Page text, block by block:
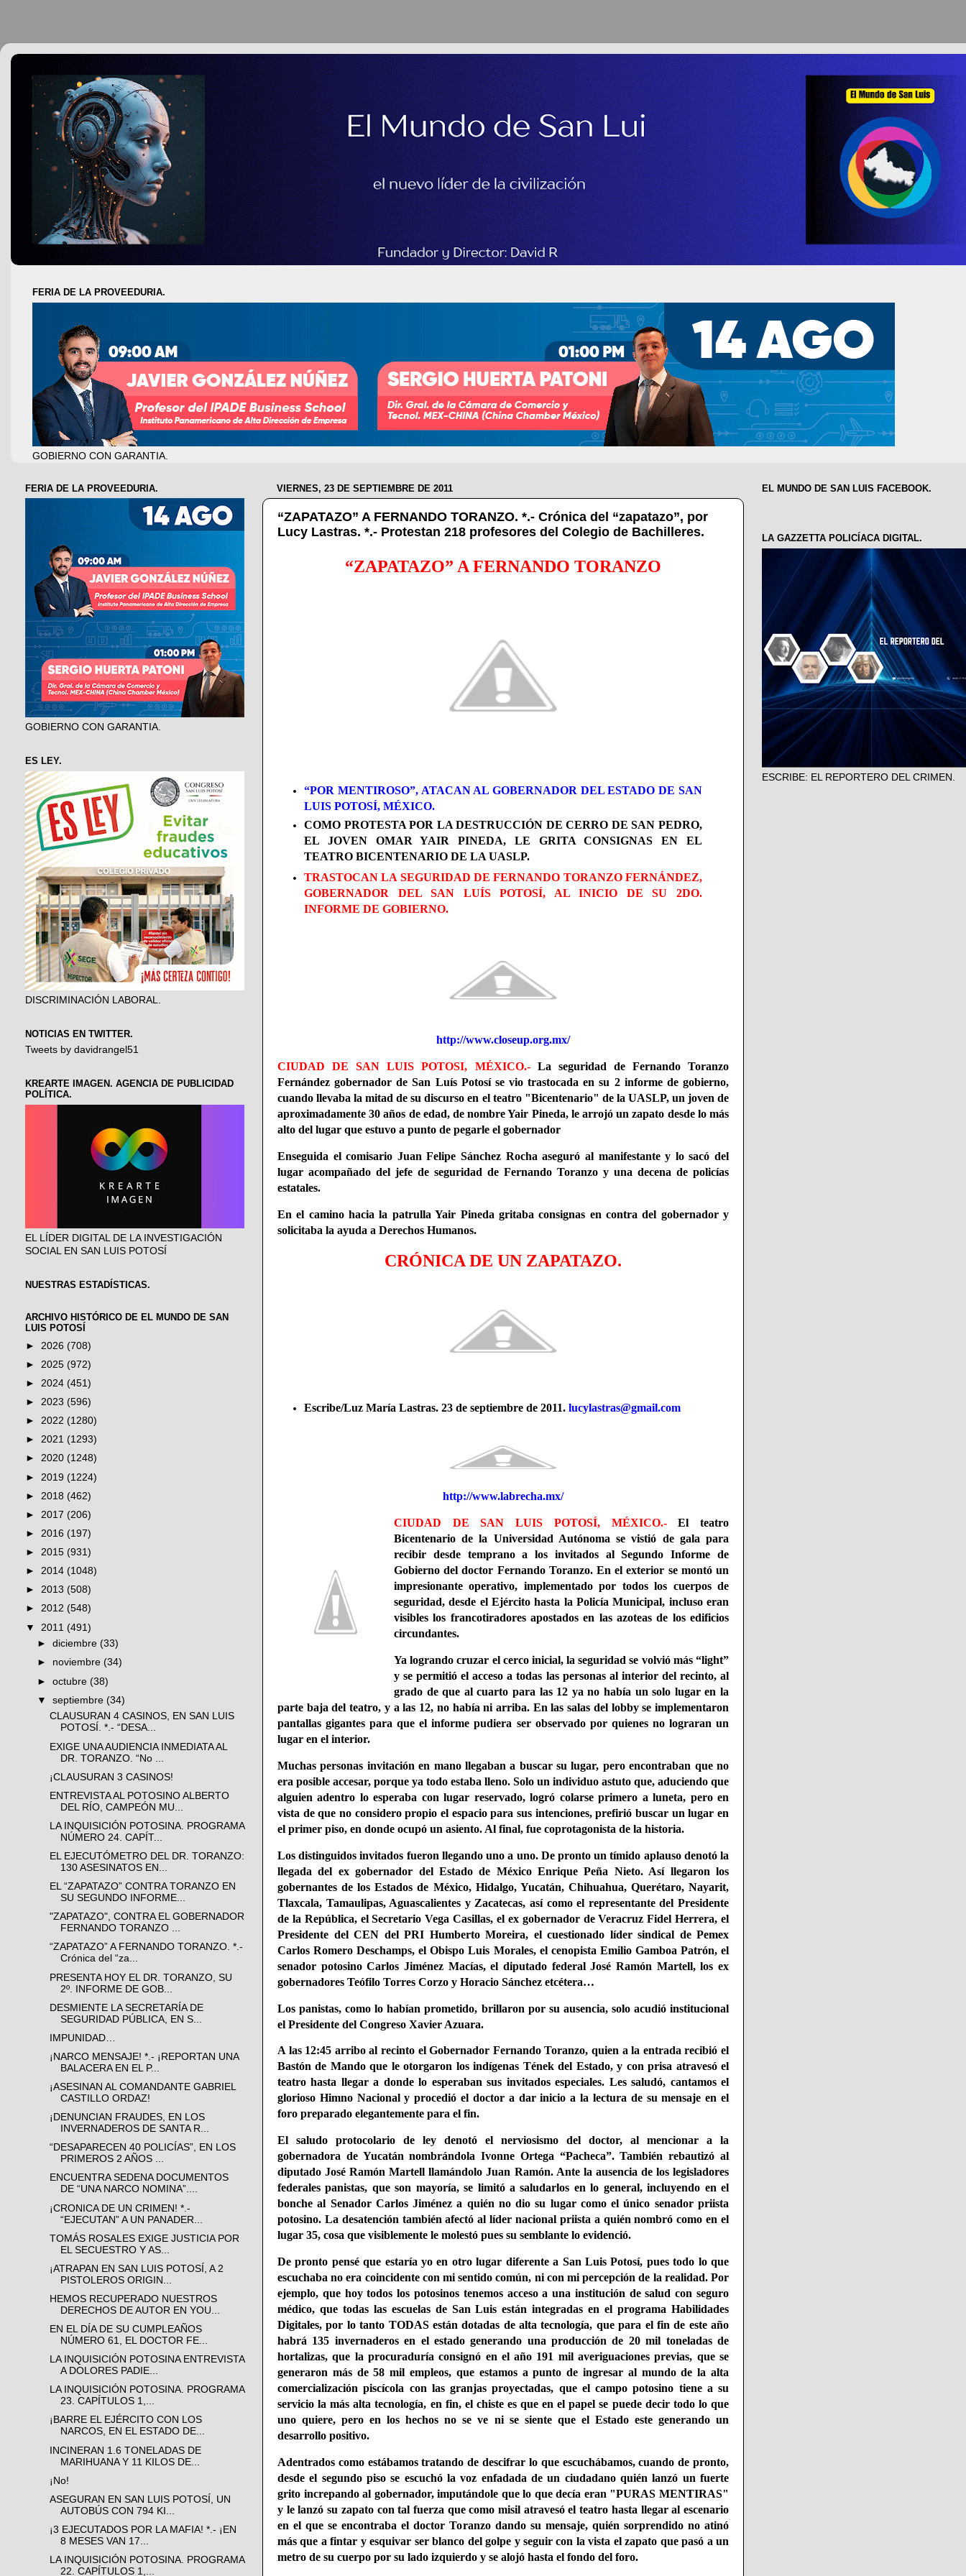
FERIA DE LA PROVEEDURIA.
GOBIERNO CON GARANTIA.
VIERNES, 23 DE SEPTIEMBRE DE 2011
“ZAPATAZO” A FERNANDO TORANZO. *.- Crónica del “zapatazo”, por
Lucy Lastras. *.- Protestan 218 profesores del Colegio de Bachilleres.
“ZAPATAZO” A FERNANDO TORANZO
“POR MENTIROSO”, ATACAN AL GOBERNADOR DEL ESTADO DE SAN
LUIS POTOSÍ, MÉXICO.
COMO PROTESTA POR LA DESTRUCCIÓN DE CERRO DE SAN PEDRO,
EL JOVEN OMAR YAIR PINEDA, LE GRITA CONSIGNAS EN EL
TEATRO BICENTENARIO DE LA UASLP.
TRASTOCAN LA SEGURIDAD DE FERNANDO TORANZO FERNÁNDEZ,
GOBERNADOR DEL SAN LUÍS POTOSÍ, AL INICIO DE SU 2DO.
INFORME DE GOBIERNO.
http://www.closeup.org.mx/
CIUDAD DE SAN LUIS POTOSI, MÉXICO.-La seguridad de Fernando Toranzo
Fernández gobernador de San Luís Potosí se vio trastocada en su 2 informe de gobierno,
cuando llevaba la mitad de su discurso en el teatro "Bicentenario" de la UASLP, un joven de
aproximadamente 30 años de edad, de nombre Yair Pineda, le arrojó un zapato desde lo más
alto del lugar que estuvo a punto de pegarle el gobernador
Enseguida el comisario Juan Felipe Sánchez Rocha aseguró al manifestante y lo sacó del
lugar acompañado del jefe de seguridad de Fernando Toranzo y una decena de policías
estatales.
En el camino hacia la patrulla Yair Pineda gritaba consignas en contra del gobernador y
solicitaba la ayuda a Derechos Humanos.
CRÓNICA DE UN ZAPATAZO.
Escribe/Luz María Lastras.23 de septiembre de 2011. lucylastras@gmail.com
http://www.labrecha.mx/
CIUDAD DE SAN LUIS POTOSÍ, MÉXICO.-El teatro
Bicentenario de la Universidad Autónoma se vistió de gala para
recibir desde temprano a los invitados al Segundo Informe de
Gobierno del doctor Fernando Toranzo. En el exterior se montó un
impresionante operativo, implementado por todos los cuerpos de
seguridad, desde el Ejército hasta la Policía Municipal, incluso eran
visibles los francotiradores apostados en las azoteas de los edificios
circundantes.
Ya logrando cruzar el cerco inicial, la seguridad se volvió más “light”
y se permitió el acceso a todas las personas al interior del recinto, al
grado de que al cuarto para las 12 ya no había un solo lugar en la
parte baja del teatro, y a las 12, no había ni arriba. En las salas del lobby se implementaron
pantallas gigantes para que el informe pudiera ser observado por quienes no lograran un
lugar en el interior.
Muchas personas invitación en mano llegaban a buscar su lugar, pero encontraban que no
era posible accesar, porque ya todo estaba lleno. Solo un individuo astuto que, aduciendo que
alguien adentro lo esperaba con lugar reservado, logró colarse primero a luneta, pero en
vista de que no considero propio el espacio para sus intenciones, prefirió buscar un lugar en
el primer piso, en donde ocupó un asiento. Al final, fue coprotagonista de la historia.
Los distinguidos invitados fueron llegando uno a uno. De pronto un tímido aplauso denotó la
llegada del ex gobernador del Estado de México Enrique Peña Nieto. Así llegaron los
gobernantes de los Estados de México, Hidalgo, Yucatán, Chihuahua, Querétaro, Nayarit,
Tlaxcala, Tamaulipas, Aguascalientes y Zacatecas, así como el representante del Presidente
de la República, el Secretario Vega Casillas, el ex gobernador de Veracruz Fidel Herrera, el
Presidente del CEN del PRI Humberto Moreira, el cuestionado líder sindical de Pemex
Carlos Romero Deschamps, el Obispo Luis Morales, el cenopista Emilio Gamboa Patrón, el
senador potosino Carlos Jiménez Macías, el diputado federal José Ramón Martell, los ex
gobernadores Teófilo Torres Corzo y Horacio Sánchez etcétera…
Los panistas, como lo habían prometido, brillaron por su ausencia, solo acudió institucional
el Presidente del Congreso Xavier Azuara.
A las 12:45 arribo al recinto el Gobernador Fernando Toranzo, quien a la entrada recibió el
Bastón de Mando que le otorgaron los indígenas Tének del Estado, y con prisa atravesó el
teatro hasta llegar a donde lo esperaban sus invitados especiales. Les saludó, cantamos el
glorioso Himno Nacional y procedió el doctor a dar inicio a la lectura de su mensaje en el
foro preparado elegantemente para el fin.
El saludo protocolario de ley denotó el nerviosismo del doctor, al mencionar a la
gobernadora de Yucatán nombrándola Ivonne Ortega “Pacheca”. También rebautizó al
diputado José Ramón Martell llamándolo Juan Ramón. Ante la ausencia de los legisladores
federales panistas, que son mayoría, se limitó a saludarlos en lo general, incluyendo en el
bonche al Senador Carlos Jiménez a quién no dio su lugar como el único senador priista
potosino. La desatención también afectó al líder nacional priista a quién nombró como en el
lugar 35, cosa que visiblemente le molestó pues su semblante lo evidenció.
De pronto pensé que estaría yo en otro lugar diferente a San Luis Potosí, pues todo lo que
escuchaba no era coincidente con mi sentido común, ni con mi percepción de la realidad. Por
ejemplo, que hoy todos los potosinos tenemos acceso a una institución de salud con seguro
médico, que todas las escuelas de San Luis están integradas en el programa Habilidades
Digitales, por lo tanto TODAS están dotadas de alta tecnología, que para el fin de este año
habrá 135 invernaderos en el estado generando una producción de 20 mil toneladas de
hortalizas, que la procuraduría consignó en el año 191 mil averiguaciones previas, que se
generaron más de 58 mil empleos, que estamos a punto de ingresar al mundo de la alta
comercialización piscícola con las granjas proyectadas, que el campo potosino tiene a su
servicio la más alta tecnología, en fin, el chiste es que en el papel se puede decir todo lo que
uno quiere, pero en los hechos no se ve ni se siente que el Estado este generando un
desarrollo positivo.
Adentrados como estábamos tratando de descifrar lo que escuchábamos, cuando de pronto,
desde el segundo piso se escuchó la voz enfadada de un ciudadano quién lanzó un fuerte
grito increpando al gobernador, imputándole que lo que decía eran "PURAS MENTIRAS"
y le lanzó su zapato con tal fuerza que como misil atravesó el teatro hasta llegar al escenario
en el que se encontraba el doctor Toranzo dando su mensaje, quién sorprendido no atinó
más que a fintar y esquivar ser blanco del golpe y seguir con la vista el zapato que pasó a un
metro de su cuerpo por su lado izquierdo y se alojó hasta el fondo del foro.
FERIA DE LA PROVEEDURIA.
GOBIERNO CON GARANTIA.
ES LEY.
DISCRIMINACIÓN LABORAL.
NOTICIAS EN TWITTER.
Tweets by davidrangel51
KREARTE IMAGEN. AGENCIA DE PUBLICIDAD
POLÍTICA.
EL LÍDER DIGITAL DE LA INVESTIGACIÓN
SOCIAL EN SAN LUIS POTOSÍ
NUESTRAS ESTADÍSTICAS.
ARCHIVO HISTÓRICO DE EL MUNDO DE SAN
LUIS POTOSÍ
► 2026 (708)
► 2025 (972)
► 2024 (451)
► 2023 (596)
► 2022 (1280)
► 2021 (1293)
► 2020 (1248)
► 2019 (1224)
► 2018 (462)
► 2017 (206)
► 2016 (197)
► 2015 (931)
► 2014 (1048)
► 2013 (508)
► 2012 (548)
▼ 2011 (491)
►diciembre(33)
► noviembre(34)
►octubre(38)
▼septiembre(34)
CLAUSURAN 4 CASINOS, EN SAN LUIS
POTOSÍ. *.- “DESA...
EXIGE UNA AUDIENCIA INMEDIATA AL
DR. TORANZO. “No ...
¡CLAUSURAN 3 CASINOS!
ENTREVISTA AL POTOSINO ALBERTO
DEL RÍO, CAMPEÓN MU...
LA INQUISICIÓN POTOSINA. PROGRAMA
NÚMERO 24. CAPÍT...
EL EJECUTÓMETRO DEL DR. TORANZO:
130 ASESINATOS EN...
EL “ZAPATAZO” CONTRA TORANZO EN
SU SEGUNDO INFORME...
"ZAPATAZO", CONTRA EL GOBERNADOR
FERNANDO TORANZO ...
“ZAPATAZO” A FERNANDO TORANZO. *.-
Crónica del “za...
PRESENTA HOY EL DR. TORANZO, SU
2º. INFORME DE GOB...
DESMIENTE LA SECRETARÍA DE
SEGURIDAD PÚBLICA, EN S...
IMPUNIDAD…
¡NARCO MENSAJE! *.- ¡REPORTAN UNA
BALACERA EN EL P...
¡ASESINAN AL COMANDANTE GABRIEL
CASTILLO ORDAZ!
¡DENUNCIAN FRAUDES, EN LOS
INVERNADEROS DE SANTA R...
“DESAPARECEN 40 POLICÍAS”, EN LOS
PRIMEROS 2 AÑOS ...
ENCUENTRA SEDENA DOCUMENTOS
DE “UNA NARCO NOMINA”....
¡CRONICA DE UN CRIMEN! *.-
“EJECUTAN” A UN PANADER...
TOMÁS ROSALES EXIGE JUSTICIA POR
EL SECUESTRO Y AS...
¡ATRAPAN EN SAN LUIS POTOSÍ, A 2
PISTOLEROS ORIGIN...
HEMOS RECUPERADO NUESTROS
DERECHOS DE AUTOR EN YOU...
EN EL DÍA DE SU CUMPLEAÑOS
NÚMERO 61, EL DOCTOR FE...
LA INQUISICIÓN POTOSINA ENTREVISTA
A DOLORES PADIE...
LA INQUISICIÓN POTOSINA. PROGRAMA
23. CAPÍTULOS 1,...
¡BARRE EL EJÉRCITO CON LOS
NARCOS, EN EL ESTADO DE...
INCINERAN 1.6 TONELADAS DE
MARIHUANA Y 11 KILOS DE...
¡No!
ASEGURAN EN SAN LUIS POTOSÍ, UN
AUTOBÚS CON 794 KI...
¡3 EJECUTADOS POR LA MAFIA! *.- ¡EN
8 MESES VAN 17...
LA INQUISICIÓN POTOSINA. PROGRAMA
22. CAPÍTULOS 1,...
EL MUNDO DE SAN LUIS FACEBOOK.
LA GAZZETTA POLICÍACA DIGITAL.
ESCRIBE: EL REPORTERO DEL CRIMEN.